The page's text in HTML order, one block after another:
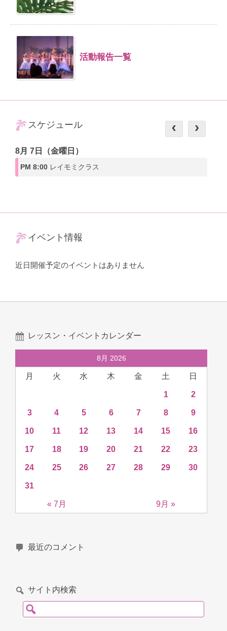
活動報告一覧
スケジュール
8月 7日（金曜日）
PM 8:00 レイモミクラス
イベント情報
近日開催予定のイベントはありません
レッスン・イベントカレンダー
8月 2026
月 火 水 木 金 土 日
« 7月 9月 »
1 2
3 4 5 6 7 8 9
10 11 12 13 14 15 16
17 18 19 20 21 22 23
24 25 26 27 28 29 30
31
最近のコメント
サイト内検索
検索: